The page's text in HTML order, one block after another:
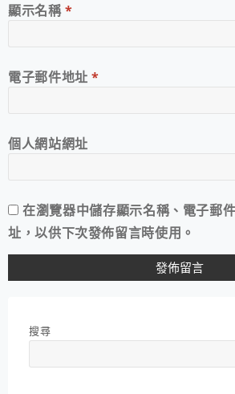
顯示名稱*
電子郵件地址*
個人網站網址
在瀏覽器中儲存顯示名稱、電子郵
址，以供下次發佈留言時使用。
搜尋